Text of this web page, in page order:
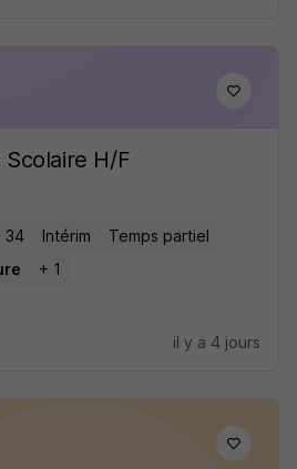
H/F
34 Intérim
Temps partiel
+ 1
il y a 4 jours